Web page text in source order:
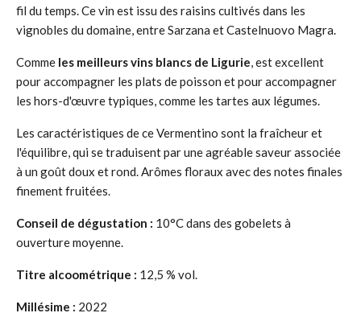
fil du temps. Ce vin est issu des raisins cultivés dans les
vignobles du domaine, entre Sarzana et Castelnuovo Magra.
Comme les meilleurs vins blancs de Ligurie, est excellent
pour accompagner les plats de poisson et pour accompagner
les hors-d'œuvre typiques, comme les tartes aux légumes.
Les caractéristiques de ce Vermentino sont la fraîcheur et
l'équilibre, qui se traduisent par une agréable saveur associée
à un goût doux et rond. Arômes floraux avec des notes finales
finement fruitées.
Conseil de dégustation : 10°C dans des gobelets à
ouverture moyenne.
Titre alcoométrique : 12,5 % vol.
Millésime : 2022